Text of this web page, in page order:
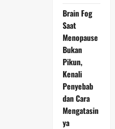
Brain Fog
Saat
Menopause
Bukan
Pikun,
Kenali
Penyebab
dan Cara
Mengatasin
ya